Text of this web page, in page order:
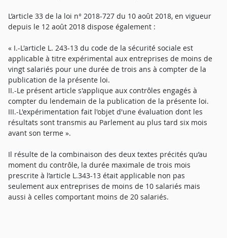
L’article 33 de la loi n° 2018-727 du 10 août 2018, en vigueur
depuis le 12 août 2018 dispose également :
« I.-L'article L. 243-13 du code de la sécurité sociale est
applicable à titre expérimental aux entreprises de moins de
vingt salariés pour une durée de trois ans à compter de la
publication de la présente loi.
II.-Le présent article s'applique aux contrôles engagés à
compter du lendemain de la publication de la présente loi.
III.-L'expérimentation fait l'objet d'une évaluation dont les
résultats sont transmis au Parlement au plus tard six mois
avant son terme ».
Il résulte de la combinaison des deux textes précités qu’au
moment du contrôle, la durée maximale de trois mois
prescrite à l’article L.343-13 était applicable non pas
seulement aux entreprises de moins de 10 salariés mais
aussi à celles comportant moins de 20 salariés.